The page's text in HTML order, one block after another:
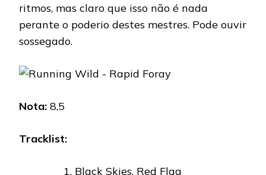
ritmos, mas claro que isso não é nada
perante o poderio destes mestres. Pode ouvir
sossegado.
Nota: 8,5
Tracklist:
Black Skies, Red Flag